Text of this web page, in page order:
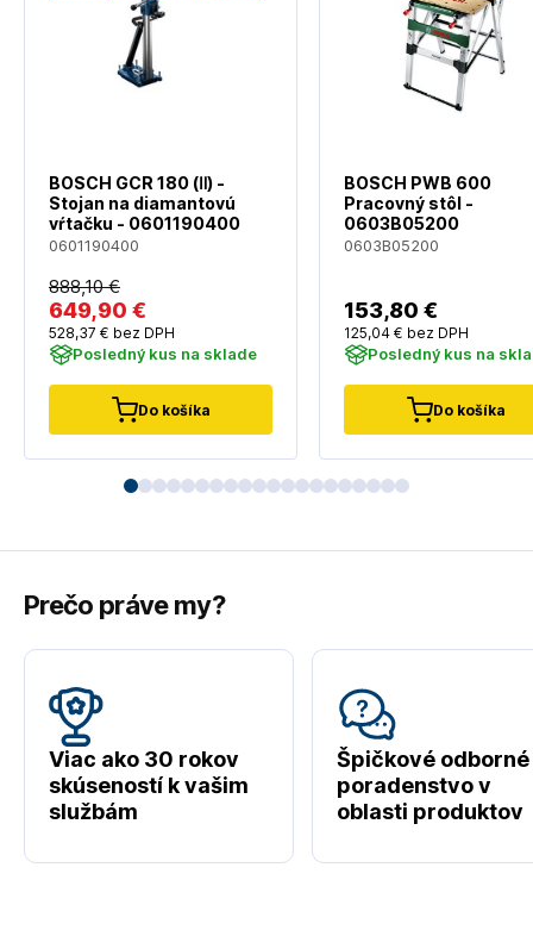
BOSCH GCR 180 (Ⅱ) -
Stojan na diamantovú
vŕtačku - 0601190400
0601190400
888,10 €
649,90 €
528,37 € bez DPH
Posledný kus na sklade
Do košíka
BOSCH PWB 600
Pracovný stôl -
0603B05200
0603B05200
153,80 €
125,04 € bez DPH
Posledný kus na
Do košíka
Prečo práve my?
Viac ako 30 rokov
skúseností k vašim
službám
Špičkové odborné
poradenstvo v
oblasti produktov